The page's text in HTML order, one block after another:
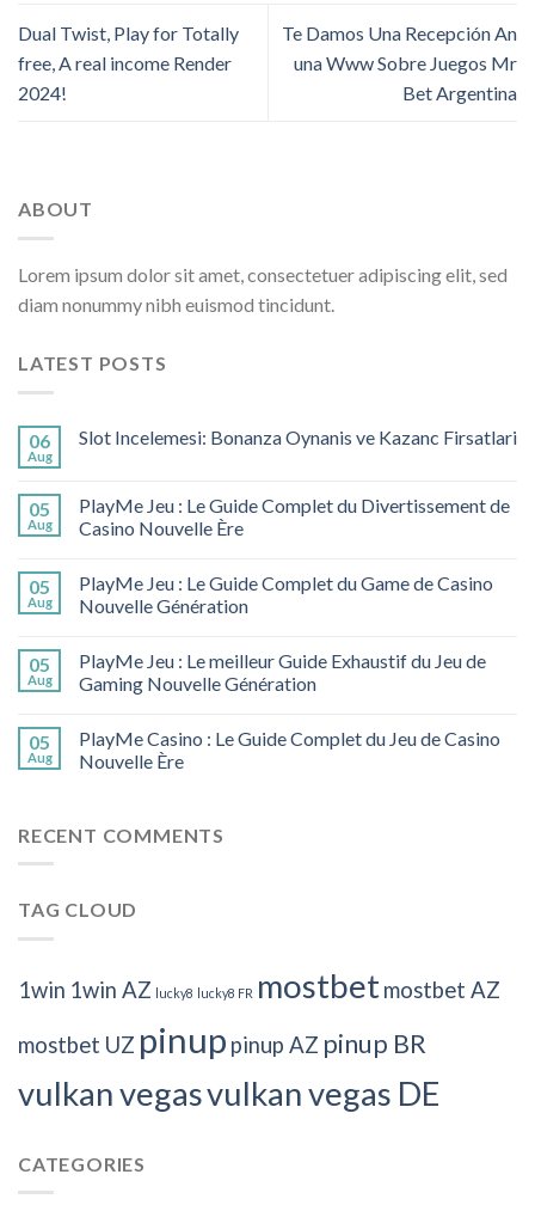
Dual Twist, Play for Totally
free, A real income Render
2024!
Te Damos Una Recepción An
una Www Sobre Juegos Mr
Bet Argentina
ABOUT
Lorem ipsum dolor sit amet, consectetuer adipiscing elit, sed
diam nonummy nibh euismod tincidunt.
LATEST POSTS
06
Aug
Slot Incelemesi: Bonanza Oynanis ve Kazanc Firsatlari
05
Aug
PlayMe Jeu : Le Guide Complet du Divertissement de
Casino Nouvelle Ère
05
Aug
PlayMe Jeu : Le Guide Complet du Game de Casino
Nouvelle Génération
05
Aug
PlayMe Jeu : Le meilleur Guide Exhaustif du Jeu de
Gaming Nouvelle Génération
05
Aug
PlayMe Casino : Le Guide Complet du Jeu de Casino
Nouvelle Ère
RECENT COMMENTS
TAG CLOUD
1win 1win AZ lucky8 lucky8 FR mostbet mostbet AZ
mostbet UZ pinup pinup AZ pinup BR
vulkan vegasvulkan vegas DE
CATEGORIES